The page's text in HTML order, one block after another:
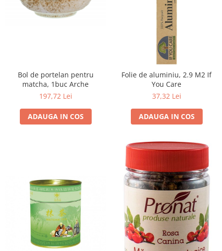
Bol de portelan pentru
matcha, 1buc Arche
197,72 Lei
ADAUGA IN COS
Folie de aluminiu, 2.9 M2 If
You Care
37,32 Lei
ADAUGA IN COS